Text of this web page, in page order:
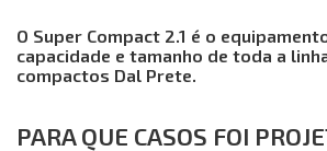
O Super Compact 2.1 é o
capacidade e tamanho de toda a
compactos Dal Prete.
PARA QUE CASOS FOI